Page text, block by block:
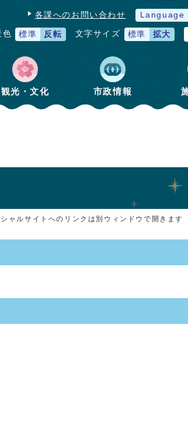
各課へのお問い合わせ Language
色 標準 反転 文字サイズ 標準 拡大
観光・文化 市政情報
ャルサイトへのリンクは別ウィンドウで開きます